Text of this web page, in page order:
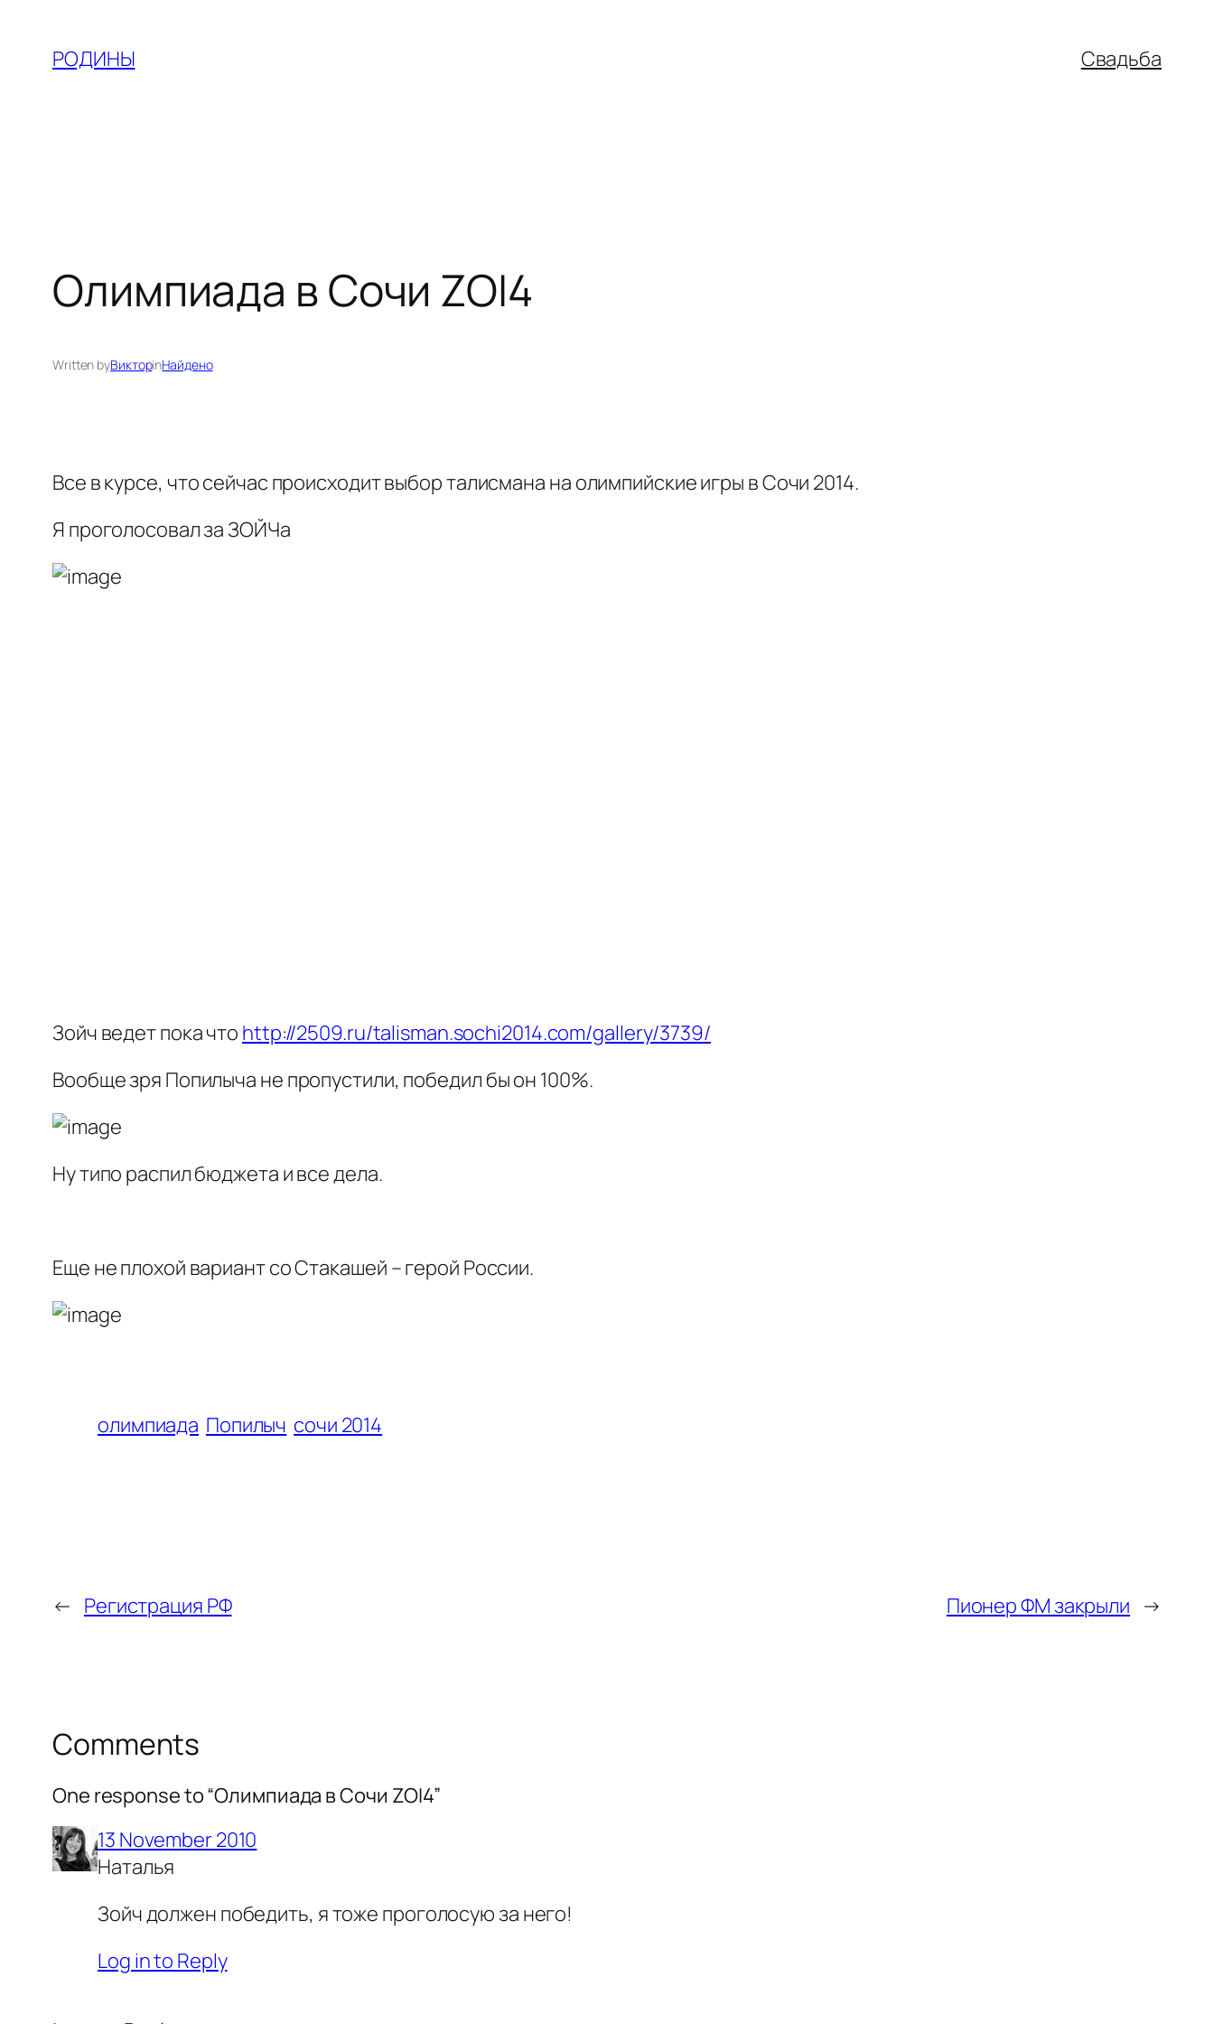
content
РОДИНЫ Свадьба
Олимпиада в Сочи ZOI4
Written byВикторinНайдено
Все в курсе, что сейчас происходит выбор талисмана на олимпийские игры в Сочи 2014.
Я проголосовал за ЗОЙЧа
Зойч ведет пока что http://2509.ru/talisman.sochi2014.com/gallery/3739/
Вообще зря Попилыча не пропустили, победил бы он 100%.
Ну типо распил бюджета и все дела.
Еще не плохой вариант со Стакашей – герой России.
олимпиада Попилыч сочи 2014
← Регистрация РФ Пионер ФМ закрыли →
Comments
One response to “Олимпиада в Сочи ZOI4”
13 November 2010
Наталья
Зойч должен победить, я тоже проголосую за него!
Log in to Reply